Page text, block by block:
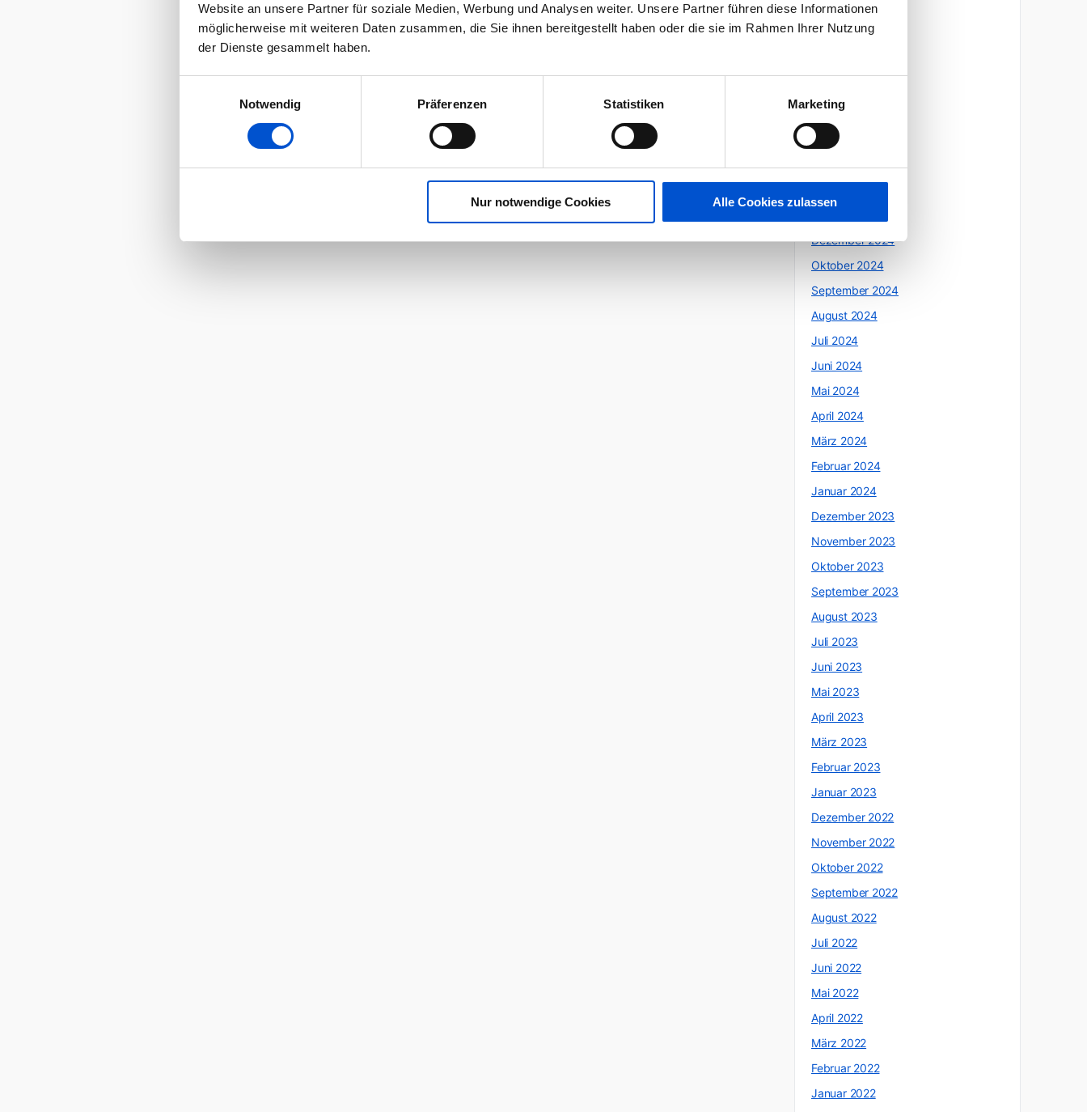
Website an unsere Partner für soziale Medien, Werbung und Analysen weiter. Unsere Partner führen diese Informationen
möglicherweise mit weiteren Daten zusammen, die Sie ihnen bereitgestellt haben oder die sie im Rahmen Ihrer Nutzung
der Dienste gesammelt haben.
Notwendig
Präferenzen Statistiken Marketing
Nur notwendige Cookies Alle Cookies zulassen
November 2025
Oktober 2025
Mai 2025
April 2025
März 2025
Dezember 2024
Oktober 2024
September 2024
August 2024
Juli 2024
Juni 2024
Mai 2024
April 2024
März 2024
Februar 2024
Januar 2024
Dezember 2023
November 2023
Oktober 2023
September 2023
August 2023
Juli 2023
Juni 2023
Mai 2023
April 2023
März 2023
Februar 2023
Januar 2023
Dezember 2022
November 2022
Oktober 2022
September 2022
August 2022
Juli 2022
Juni 2022
Mai 2022
April 2022
März 2022
Februar 2022
Januar 2022